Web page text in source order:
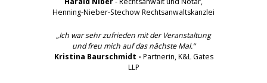
Henning-Nieber-Stechow Rechtsanwaltskanzlei
„Ich war sehr zufrieden mit der Veranstaltung
und freu mich auf das nächste Mal.“
Kristina Baurschmidt - Partnerin, K&L Gates
LLP